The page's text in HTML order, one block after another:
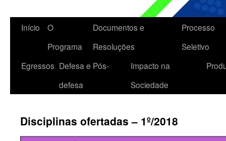
Início
O
Programa
Documentos e
Resoluções
Processo
Seletivo
Egressos Defesa e Pós-
defesa
Impacto na
Sociedade
Disciplinas ofertadas – 1º/2018